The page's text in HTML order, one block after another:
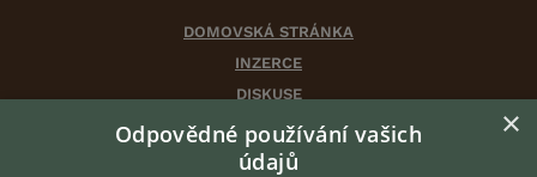
DOMOVSKÁ STRÁNKA
INZERCE
DISKUSE
ČLÁNKY
CHOVATELSKÉ STANICE
×
Odpovědné používání vašich
údajů